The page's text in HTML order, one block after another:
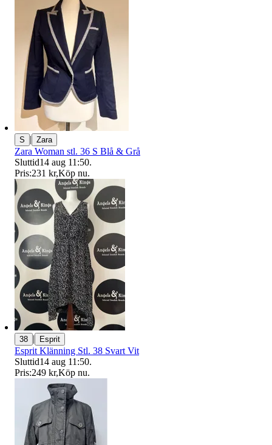
S | Zara
Zara Woman stl. 36 S Blå & Grå
Sluttid14 aug 11:50.
Pris:231 kr,Köp nu.
38 | Esprit
Esprit Klänning Stl. 38 Svart Vit
Sluttid14 aug 11:50.
Pris:249 kr,Köp nu.